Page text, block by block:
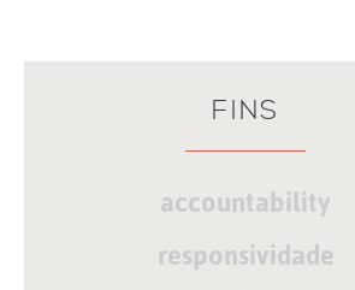
FINS
accountability
responsividade